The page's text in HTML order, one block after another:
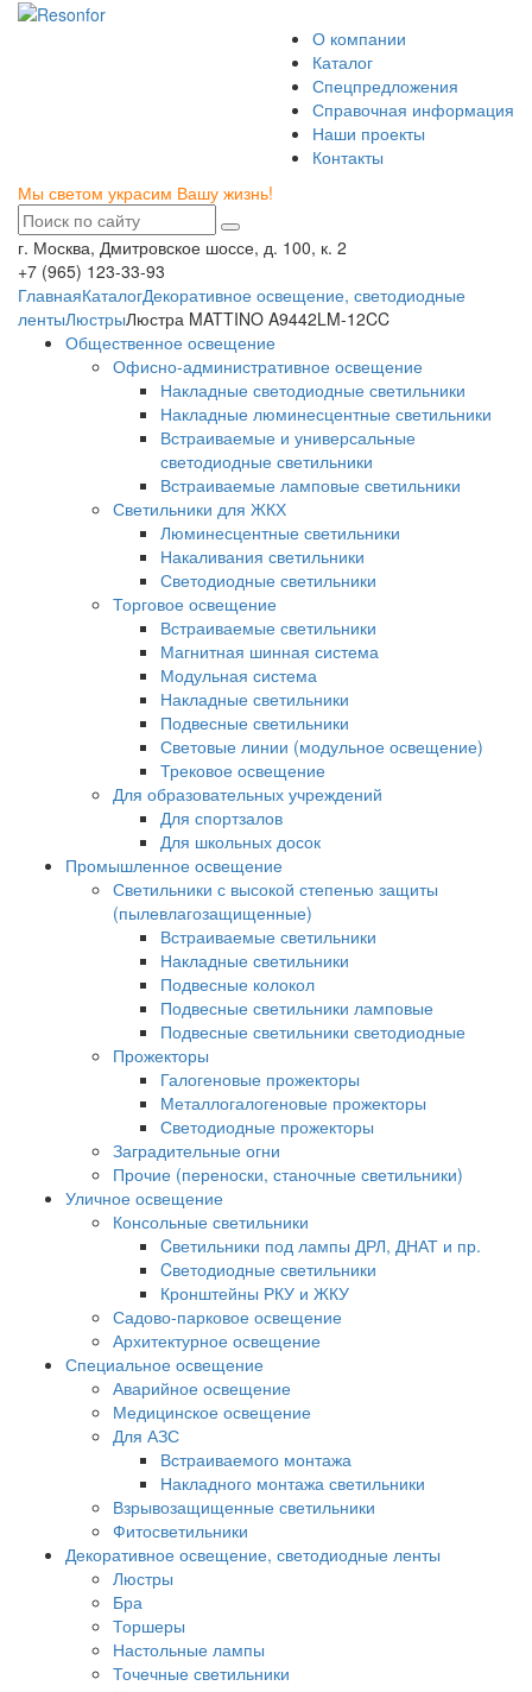
О компании
Каталог
Спецпредложения
Справочная информация
Наши проекты
Контакты
Мы светом украсим Вашу жизнь!
г. Москва, Дмитровское шоссе, д. 100, к. 2
+7 (965) 123-33-93
ГлавнаяКаталогДекоративное освещение, светодиодные
лентыЛюстрыЛюстра MATTINO A9442LM-12CC
Общественное освещение
Офисно-административное освещение
Накладные светодиодные светильники
Накладные люминесцентные светильники
Встраиваемые и универсальные
светодиодные светильники
Встраиваемые ламповые светильники
Светильники для ЖКХ
Люминесцентные светильники
Накаливания светильники
Светодиодные светильники
Торговое освещение
Встраиваемые светильники
Магнитная шинная система
Модульная система
Накладные светильники
Подвесные светильники
Световые линии (модульное освещение)
Трековое освещение
Для образовательных учреждений
Для спортзалов
Для школьных досок
Промышленное освещение
Светильники с высокой степенью защиты
(пылевлагозащищенные)
Встраиваемые светильники
Накладные светильники
Подвесные колокол
Подвесные светильники ламповые
Подвесные светильники светодиодные
Прожекторы
Галогеновые прожекторы
Металлогалогеновые прожекторы
Светодиодные прожекторы
Заградительные огни
Прочие (переноски, станочные светильники)
Уличное освещение
Консольные светильники
Cветильники под лампы ДРЛ, ДНАТ и пр.
Cветодиодные светильники
Кронштейны РКУ и ЖКУ
Садово-парковое освещение
Архитектурное освещение
Специальное освещение
Аварийное освещение
Медицинское освещение
Для АЗС
Встраиваемого монтажа
Накладного монтажа светильники
Взрывозащищенные светильники
Фитосветильники
Декоративное освещение, светодиодные ленты
Люстры
Бра
Торшеры
Настольные лампы
Точечные светильники